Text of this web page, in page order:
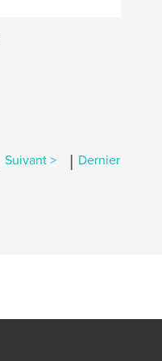
Suivant > | Dernier